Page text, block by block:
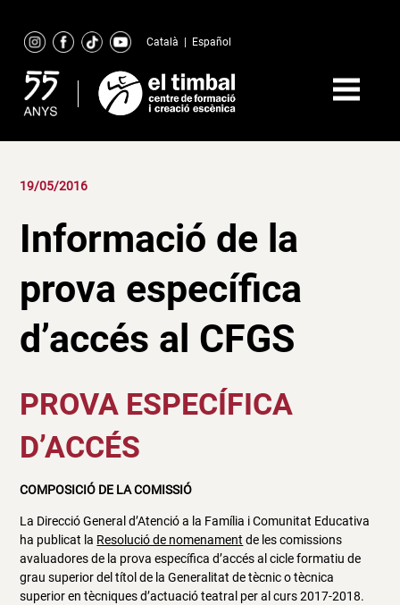
content
Català Español
19/05/2016
Informació de la
prova específica
d’accés al CFGS
PROVA ESPECÍFICA
D’ACCÉS
COMPOSICIÓ DE LA COMISSIÓ
La Direcció General d’Atenció a la Família i Comunitat Educativa
ha publicat la Resolució de nomenament de les comissions
avaluadores de la prova específica d’accés al cicle formatiu de
grau superior del títol de la Generalitat de tècnic o tècnica
superior en tècniques d’actuació teatral per al curs 2017-2018.